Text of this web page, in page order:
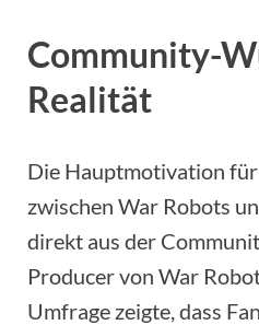
Community-
Realität
Die Hauptmotivation
zwischen War Robots
direkt aus der
Producer von War
Umfrage zeigte, dass